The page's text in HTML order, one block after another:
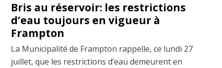
Bris au réservoir: les restrictions
d’eau toujours en vigueur à
Frampton
La Municipalité de Frampton rappelle, ce lundi 27
juillet, que les restrictions d’eau demeurent en